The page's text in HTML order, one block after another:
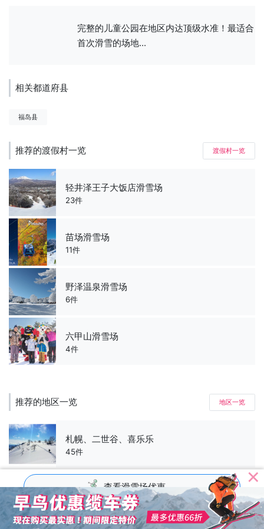
完整的儿童公园在地区内达顶级水准！最适合
首次滑雪的场地...
相关都道府县
福岛县
查看滑雪场优惠
推荐的渡假村一览 渡假村一览
轻井泽王子大饭店滑雪场
23件
苗场滑雪场
11件
野泽温泉滑雪场
6件
六甲山滑雪场
4件
推荐的地区一览 地区一览
札幌、二世谷、喜乐乐
45件
越后汤泽・苗场・六日町
67件